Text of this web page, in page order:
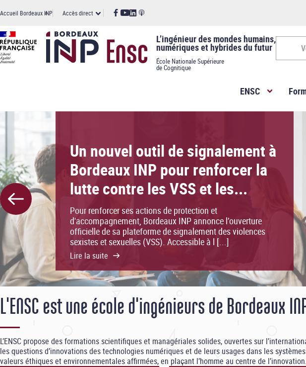
au
principal
Accueil Bordeaux INPAccès
direct
Accès direct
L’ingénieur des mondes humains,
numériques et hybrides du futur
École Nationale Supérieure
de Cognitique
êtes
ENSC
En 2026, choisissez l'ENSC pour
le versement de votre taxe
d'apprentissage !
Lire la suite
L'ENSC est une école d'ingénieurs de Bordeaux
L’ENSC propose des formations scientifiques et managériales solides, ouvertes sur
les questions d’innovations des technologies numériques et de leurs usages dans les
valeurs éthiques et environnementales affirmées, en plaçant l’homme au centre de l’innovation.